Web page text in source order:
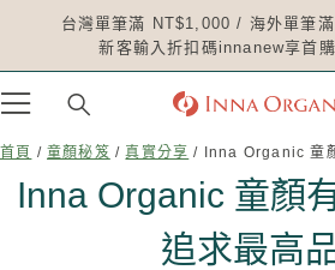
台灣單筆滿 NT$1,000 / 海外單筆
新客輸入折扣碼innanew享首
首頁 /童顏秘笈 /真實分享 / Inna Organic 童
Inna Organic 童顏
追求最高